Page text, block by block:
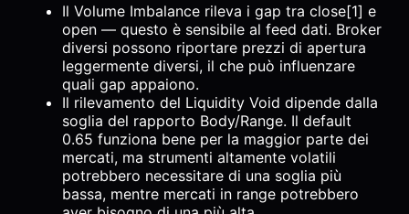
Il Volume Imbalance rileva i gap tra close[1] e
open — questo è sensibile al feed dati. Broker
diversi possono riportare prezzi di apertura
leggermente diversi, il che può influenzare
quali gap appaiono.
Il rilevamento del Liquidity Void dipende dalla
soglia del rapporto Body/Range. Il default
0.65 funziona bene per la maggior parte dei
mercati, ma strumenti altamente volatili
potrebbero necessitare di una soglia più
bassa, mentre mercati in range potrebbero